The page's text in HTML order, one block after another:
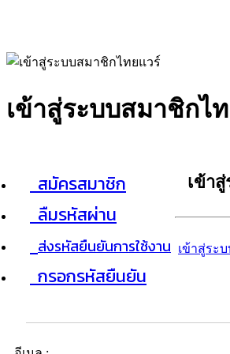
เข้าสู่ระบบสมาชิกไ
สมัครสมาชิก
ลืมรหัสผ่าน
ส่งรหัสยืนยันการใช้งาน
กรอกรหัสยืนยัน
เข้า
เข้าสู่ระ